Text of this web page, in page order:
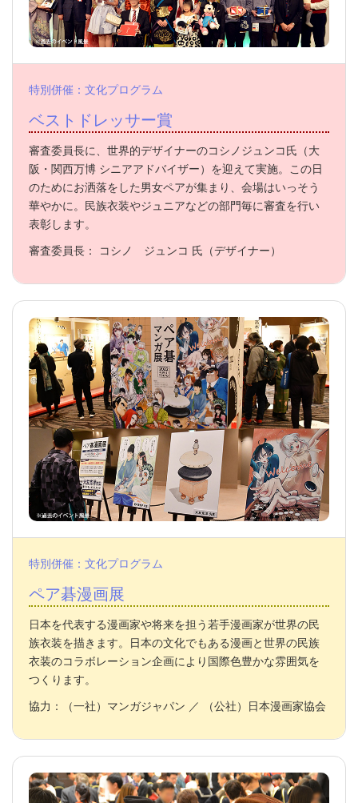
特別併催：文化プログラム
ベストドレッサー賞
審査委員長に、世界的デザイナーのコシノジュンコ氏（大
阪・関西万博 シニアアドバイザー）を迎えて実施。この日
のためにお洒落をした男女ペアが集まり、会場はいっそう
華やかに。民族衣装やジュニアなどの部門毎に審査を行い
表彰します。
審査委員長： コシノ ジュンコ 氏（デザイナー）
特別併催：文化プログラム
ペア碁漫画展
日本を代表する漫画家や将来を担う若手漫画家が世界の民
族衣装を描きます。日本の文化でもある漫画と世界の民族
衣装のコラボレーション企画により国際色豊かな雰囲気を
つくります。
協力：（一社）マンガジャパン ／ （公社）日本漫画家協会